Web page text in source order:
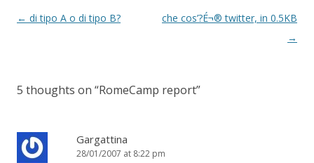
P
n
v
← di tipo A o di tipo B?
che cos’?É¬® twitter, in 0.5KB
→
5 thoughts on “RomeCamp report”
Gargattina
28/01/2007 at 8:22 pm